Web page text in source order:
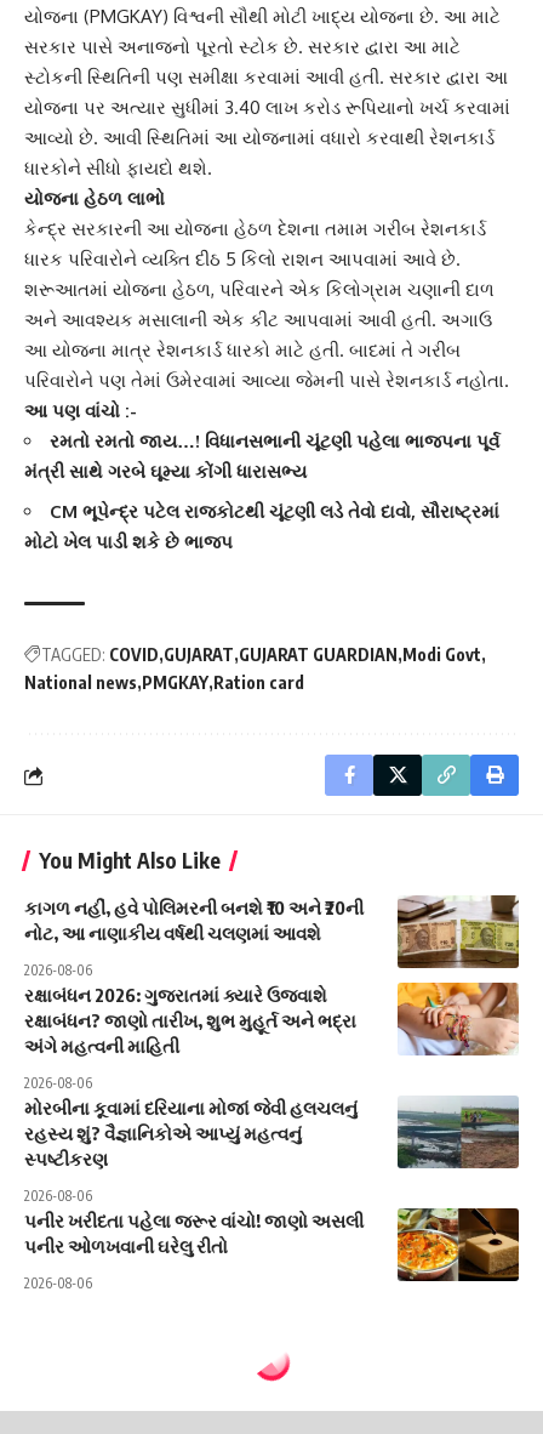
યોજના (PMGKAY) વિશ્વની સૌથી મોટી ખાદ્ય યોજના છે. આ માટે
સરકાર પાસે અનાજનો પૂરતો સ્ટોક છે. સરકાર દ્વારા આ માટે
સ્ટોકની સ્થિતિની પણ સમીક્ષા કરવામાં આવી હતી. સરકાર દ્વારા આ
યોજના પર અત્યાર સુધીમાં 3.40 લાખ કરોડ રૂપિયાનો ખર્ચ કરવામાં
આવ્યો છે. આવી સ્થિતિમાં આ યોજનામાં વધારો કરવાથી રેશનકાર્ડ
ધારકોને સીધો ફાયદો થશે.
યોજના હેઠળ લાભો
કેન્દ્ર સરકારની આ યોજના હેઠળ દેશના તમામ ગરીબ રેશનકાર્ડ
ધારક પરિવારોને વ્યક્તિ દીઠ 5 કિલો રાશન આપવામાં આવે છે.
શરૂઆતમાં યોજના હેઠળ, પરિવારને એક કિલોગ્રામ ચણાની દાળ
અને આવશ્યક મસાલાની એક કીટ આપવામાં આવી હતી. અગાઉ
આ યોજના માત્ર રેશનકાર્ડ ધારકો માટે હતી. બાદમાં તે ગરીબ
પરિવારોને પણ તેમાં ઉમેરવામાં આવ્યા જેમની પાસે રેશનકાર્ડ નહોતા.
આ પણ વાંચો :-
રમતો રમતો જાય…! વિધાનસભાની ચૂંટણી પહેલા ભાજપના પૂર્વ
મંત્રી સાથે ગરબે ઘૂમ્યા કોંગી ધારાસભ્ય
CM ભૂપેન્દ્ર પટેલ રાજકોટથી ચૂંટણી લડે તેવો દાવો, સૌરાષ્ટ્રમાં
મોટો ખેલ પાડી શકે છે ભાજપ
TAGGED: COVID GUJARAT GUJARAT GUARDIAN Modi Govt
National news PMGKAY Ration card
You Might Also Like
કાગળ નહીં, હવે પોલિમરની બનશે ₹10 અને ₹20ની
નોટ, આ નાણાકીય વર્ષથી ચલણમાં આવશે
2026-08-06
રક્ષાબંધન 2026: ગુજરાતમાં ક્યારે ઉજવાશે
રક્ષાબંધન? જાણો તારીખ, શુભ મુહૂર્ત અને ભદ્રા
અંગે મહત્વની માહિતી
2026-08-06
મોરબીના કૂવામાં દરિયાના મોજાં જેવી હલચલનું
રહસ્ય શું? વૈજ્ઞાનિકોએ આપ્યું મહત્વનું
સ્પષ્ટીકરણ
2026-08-06
પનીર ખરીદતા પહેલા જરૂર વાંચો! જાણો અસલી
પનીર ઓળખવાની ઘરેલુ રીતો
2026-08-06